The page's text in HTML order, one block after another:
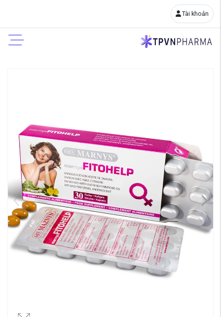
Tài khoản